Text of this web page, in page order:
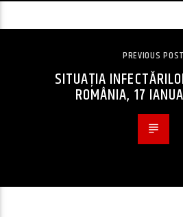
PREVIOUS POST
SITUAȚIA
ROMÂNIA, 17